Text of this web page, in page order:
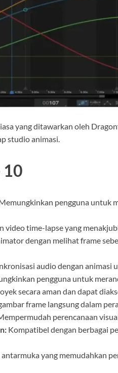
yang ditawarkan oleh
studio animasi.
10
pengguna untuk
video time-lapse yang
dengan melihat frame
audio dengan animasi
pengguna untuk
secara aman dan dapat
frame langsung dalam
perencanaan
Kompatibel dengan berbagai
antarmuka yang memudahkan